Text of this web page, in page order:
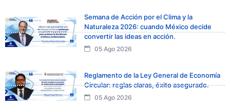
Semana de Acción por el Clima y la
Naturaleza 2026: cuando México decide
convertir las ideas en acción.
05 Ago 2026
Reglamento de la Ley General de Economía
Circular: reglas claras, éxito asegurado.
05 Ago 2026